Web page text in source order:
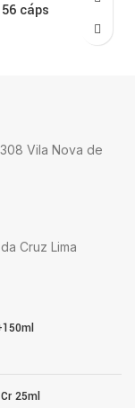
cáps
Vila Nova de
Cruz Lima
25ml